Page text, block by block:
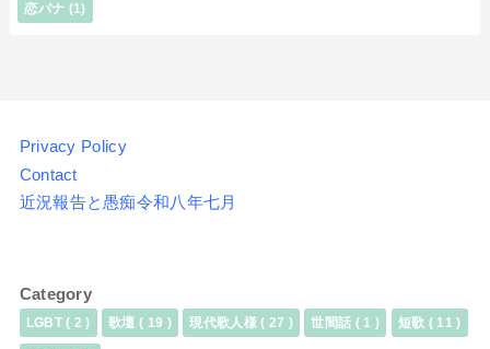
恋バナ (1)
Privacy Policy
Contact
近況報告と愚痴令和八年七月
Category
LGBT( 2 ) 歌壇( 19 ) 現代歌人様( 27 ) 世間話 ( 1 ) 短歌 ( 11 )